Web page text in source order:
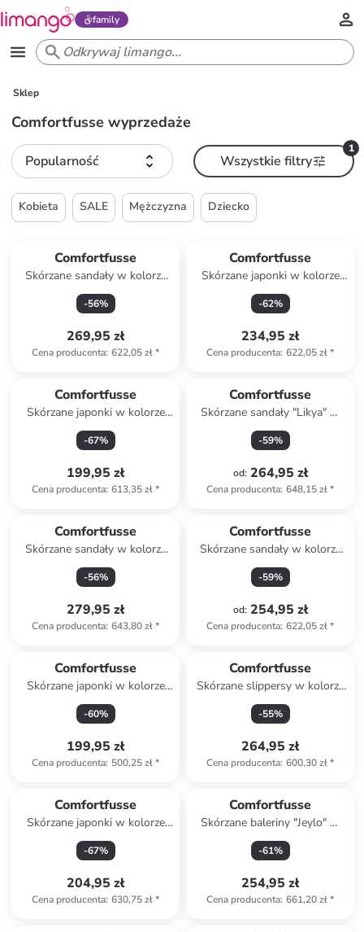
family
Sklep
Comfortfusse wyprzedaże
Popularność
1
Wszystkie filtry
Kobieta SALE Mężczyzna Dziecko
Comfortfusse
Skórzane sandały w kolorze
jasnobrązowym
-56%
269,95 zł
Cena producenta: 622,05 zł*
Comfortfusse
Skórzane japonki w kolorze
jasnobrązowym
-62%
234,95 zł
Cena producenta: 622,05 zł*
Comfortfusse
Skórzane japonki w kolorze
granatowym
-67%
199,95 zł
Cena producenta: 613,35 zł*
Comfortfusse
Skórzane sandały "Likya" w
kolorze beżowym
-59%
od: 264,95 zł
Cena producenta: 648,15 zł*
Comfortfusse
Skórzane sandały w kolorze
brązowym
-56%
279,95 zł
Cena producenta: 643,80 zł*
Comfortfusse
Skórzane sandały w kolorze
niebiesko-czerwonym
-59%
od: 254,95 zł
Cena producenta: 622,05 zł*
Comfortfusse
Skórzane japonki w kolorze
brązowym
-60%
199,95 zł
Cena producenta: 500,25 zł*
Comfortfusse
Skórzane slippersy w kolorze
beżowym
-55%
264,95 zł
Cena producenta: 600,30 zł*
Comfortfusse
Skórzane japonki w kolorze
brązowym
-67%
204,95 zł
Cena producenta: 630,75 zł*
Comfortfusse
Skórzane baleriny "Jeylo" w
kolorze jasnobrązowym
-61%
254,95 zł
Cena producenta: 661,20 zł*